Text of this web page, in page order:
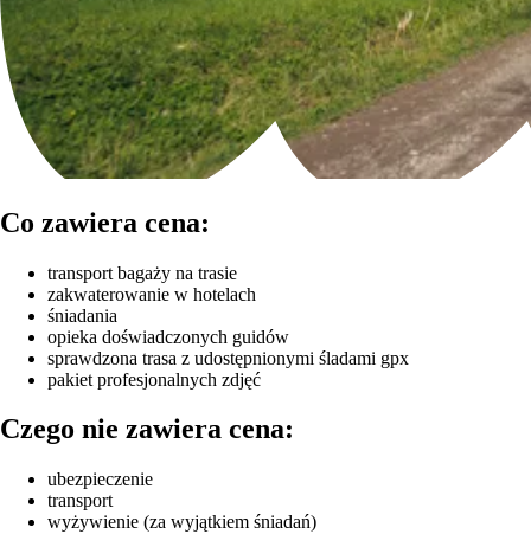
Co zawiera cena:
transport bagaży na trasie
zakwaterowanie w hotelach
śniadania
opieka doświadczonych guidów
sprawdzona trasa z udostępnionymi śladami gpx
pakiet profesjonalnych zdjęć
Czego nie zawiera cena:
ubezpieczenie
transport
wyżywienie (za wyjątkiem śniadań)